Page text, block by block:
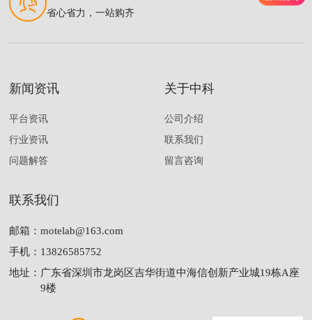
省心省力，一站购齐
新闻资讯
平台资讯
行业资讯
问题解答
关于中科
公司介绍
联系我们
留言咨询
联系我们
邮箱：motelab@163.com
手机： 13826585752
地址： 广东省深圳市龙岗区吉华街道中海信创新产业城19栋A座
9楼